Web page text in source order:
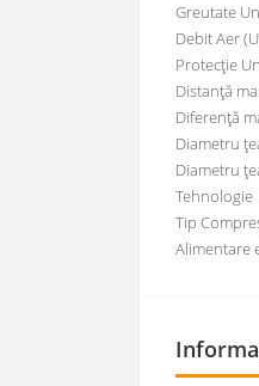
Greutate
Debit Aer
Protecție
Distanță
Diferență
Diametru
Diametru
Tehnologie
Tip
Alimentare